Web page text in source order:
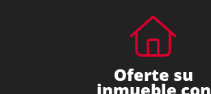
Oferte su
inmueble con